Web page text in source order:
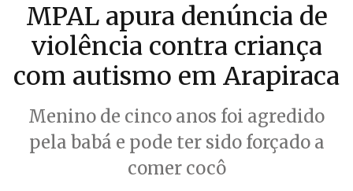
MPAL apura denúncia de
violência contra criança
com autismo em Arapiraca
Menino de cinco anos foi agredido
pela babá e pode ter sido forçado a
comer cocô